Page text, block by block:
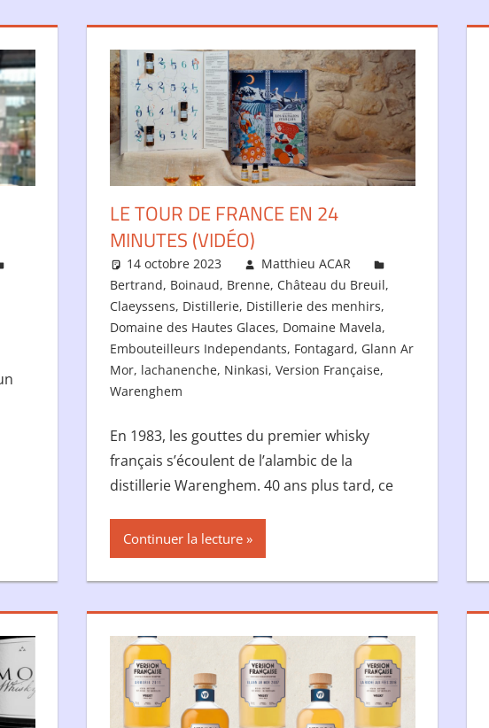
LE TOUR DE FRANCE EN 24
MINUTES (VIDÉO)
14 octobre 2023
Matthieu ACAR
Bertrand, Boinaud, Brenne, Château du Breuil,
Claeyssens, Distillerie, Distillerie des menhirs,
Domaine des Hautes Glaces, Domaine Mavela,
Embouteilleurs Independants, Fontagard, Glann Ar
Mor, lachanenche, Ninkasi, Version Française,
Warenghem
En 1983, les gouttes du premier whisky
français s’écoulent de l’alambic de la
distillerie Warenghem. 40 ans plus tard, ce
Continuer la lecture